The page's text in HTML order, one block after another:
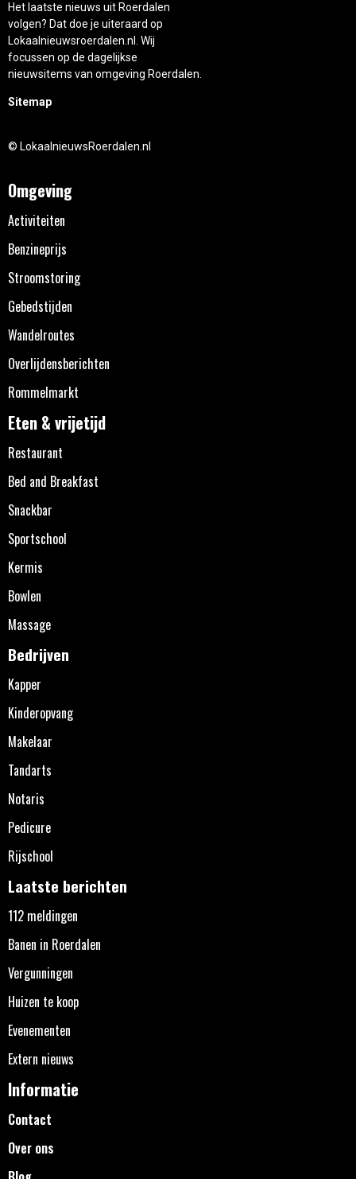
Het laatste nieuws uit Roerdalen
volgen? Dat doe je uiteraard op
Lokaalnieuwsroerdalen.nl. Wij
focussen op de dagelijkse
nieuwsitems van omgeving Roerdalen.
Sitemap
© LokaalnieuwsRoerdalen.nl
Omgeving
Activiteiten
Benzineprijs
Stroomstoring
Gebedstijden
Wandelroutes
Overlijdensberichten
Rommelmarkt
Eten & vrijetijd
Restaurant
Bed and Breakfast
Snackbar
Sportschool
Kermis
Bowlen
Massage
Bedrijven
Kapper
Kinderopvang
Makelaar
Tandarts
Notaris
Pedicure
Rijschool
Laatste berichten
112 meldingen
Banen in Roerdalen
Vergunningen
Huizen te koop
Evenementen
Extern nieuws
Informatie
Contact
Over ons